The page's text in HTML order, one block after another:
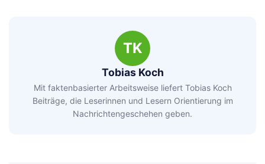
TK
Tobias Koch
Mit faktenbasierter Arbeitsweise liefert Tobias Koch
Beiträge, die Leserinnen und Lesern Orientierung im
Nachrichtengeschehen geben.